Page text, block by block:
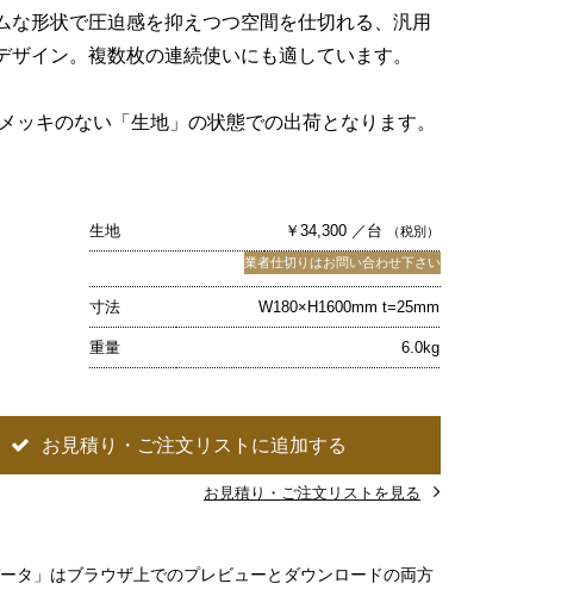
な形状で圧迫感を抑えつつ空間を仕切れる、汎用
ザイン。複数枚の連続使いにも適しています。
ッキのない「生地」の状態での出荷となります。
生地 ￥34,300 ／台 （税別）
業者仕切りはお問い合わせ下さい
寸法 W180×H1600mm t=25mm
重量 6.0kg
お見積り・ご注文リストに追加する
お見積り・ご注文リストを見る
ータ」はブラウザ上でのプレビューとダウンロードの両方